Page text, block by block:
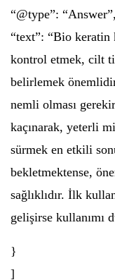
“@type”: “Answer”,
“text”: “Bio
kontrol etmek, cilt
belirlemek
nemli olması
kaçınarak, yeterli
sürmek en etkili
bekletmektense,
sağlıklıdır. İlk
gelişirse kullanımı
}
]